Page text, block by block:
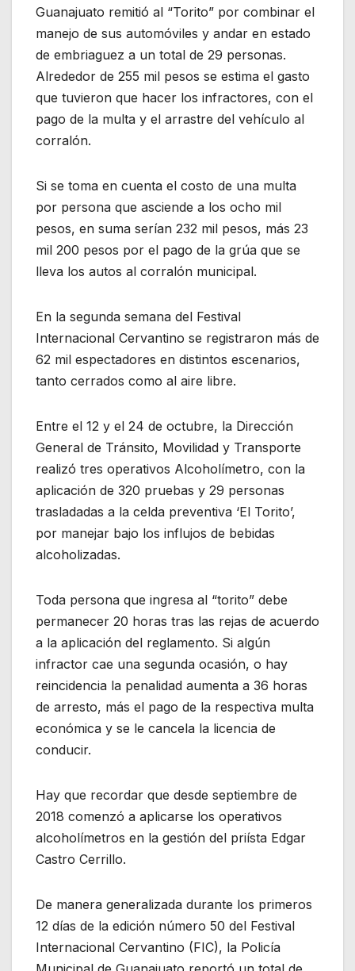
Guanajuato remitió al “Torito” por combinar el
manejo de sus automóviles y andar en estado
de embriaguez a un total de 29 personas.
Alrededor de 255 mil pesos se estima el gasto
que tuvieron que hacer los infractores, con el
pago de la multa y el arrastre del vehículo al
corralón.
Si se toma en cuenta el costo de una multa
por persona que asciende a los ocho mil
pesos, en suma serían 232 mil pesos, más 23
mil 200 pesos por el pago de la grúa que se
lleva los autos al corralón municipal.
En la segunda semana del Festival
Internacional Cervantino se registraron más de
62 mil espectadores en distintos escenarios,
tanto cerrados como al aire libre.
Entre el 12 y el 24 de octubre, la Dirección
General de Tránsito, Movilidad y Transporte
realizó tres operativos Alcoholímetro, con la
aplicación de 320 pruebas y 29 personas
trasladadas a la celda preventiva ‘El Torito’,
por manejar bajo los influjos de bebidas
alcoholizadas.
Toda persona que ingresa al “torito” debe
permanecer 20 horas tras las rejas de acuerdo
a la aplicación del reglamento. Si algún
infractor cae una segunda ocasión, o hay
reincidencia la penalidad aumenta a 36 horas
de arresto, más el pago de la respectiva multa
económica y se le cancela la licencia de
conducir.
Hay que recordar que desde septiembre de
2018 comenzó a aplicarse los operativos
alcoholímetros en la gestión del priísta Edgar
Castro Cerrillo.
De manera generalizada durante los primeros
12 días de la edición número 50 del Festival
Internacional Cervantino (FIC), la Policía